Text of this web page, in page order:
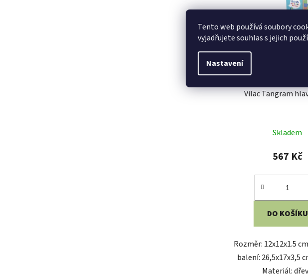
Tento web používá soubory
vyjadřujete souhlas s jejich
Nastavení
Vilac Tangram
Skladem
567 Kč
DO KOŠÍKU
Rozměr: 12x12x1.5
balení: 26,5x17x3,5
Materiál: